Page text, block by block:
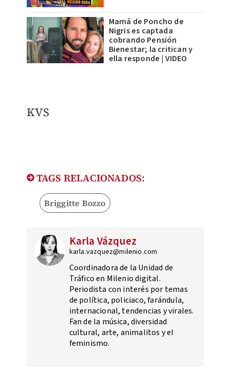
Mamá de Poncho de
Nigris es captada
cobrando Pensión
Bienestar; la critican y
ella responde | VIDEO
KVS
TAGS RELACIONADOS:
Briggitte Bozzo
Karla Vázquez
karla.vazquez@milenio.com
Coordinadora de la Unidad de
Tráfico en Milenio digital.
Periodista con interés por temas
de política, policiaco, farándula,
internacional, tendencias y virales.
Fan de la música, diversidad
cultural, arte, animalitos y el
feminismo.